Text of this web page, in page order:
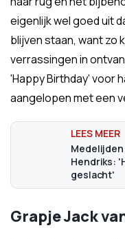
eigenlijk wel goed uit
blijven staan, want zo
verrassingen in
'Happy Birthday' voor
aangelopen met een
Hendriks:
geslacht'
Grapje Jack